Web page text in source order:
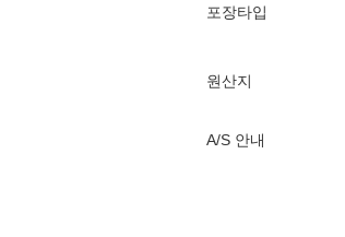
포장타입
원산지
A/S 안내